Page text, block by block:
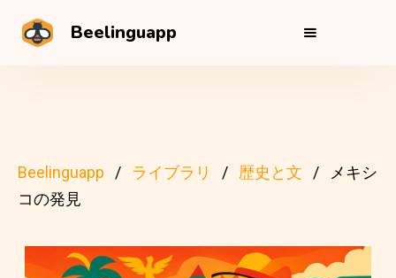
Beelinguapp
Beelinguapp ライブラリ 歴史と文
メキシ
コの発見